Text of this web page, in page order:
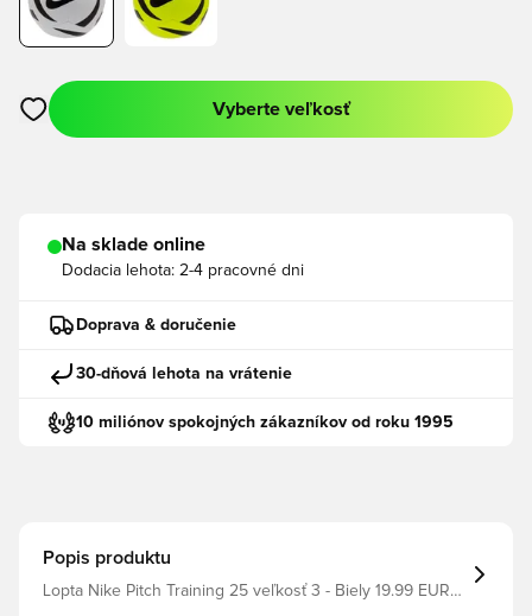
Otvorí modál na prihlásenie alebo registráciu ako člen
Vyberte veľkosť
Na sklade online
Dodacia lehota: 2-4 pracovné dni
Doprava & doručenie
30-dňová lehota na vrátenie
10 miliónov spokojných zákazníkov od roku 1995
Popis produktu
Lopta Nike Pitch Training 25 veľkosť 3 - Biely 19.99 EUR